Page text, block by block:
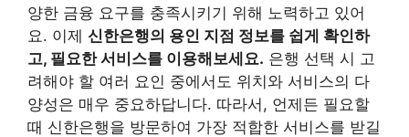
양한 금융 요구를 충족시키기 위해 노력하고 있어
요. 이제 신한은행의 용인 지점 정보를 쉽게 확인하
고, 필요한 서비스를 이용해보세요. 은행 선택 시 고
려해야 할 여러 요인 중에서도 위치와 서비스의 다
양성은 매우 중요하답니다. 따라서, 언제든 필요할
때 신한은행을 방문하여 가장 적합한 서비스를 받길